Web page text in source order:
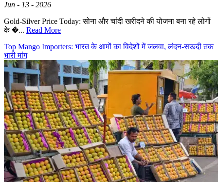
Jun - 13 - 2026
Gold-Silver Price Today: सोना और चांदी खरीदने की योजना बना रहे लोगों
के �... Read More
Top Mango Importers: भारत के आमों का विदेशों में जलवा, लंदन-सऊदी तक
भारी मांग